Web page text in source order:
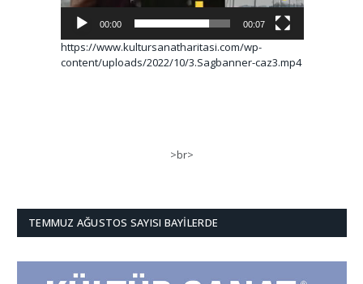
00:00 00:07
https://www.kultursanatharitasi.com/wp-
content/uploads/2022/10/3.Sagbanner-caz3.mp4
>br>
TEMMUZ AĞUSTOS SAYISI BAYILERDE